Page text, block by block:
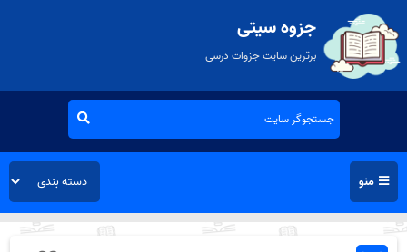
جزوه سیتی
برترین سایت جزوات درسی
منو